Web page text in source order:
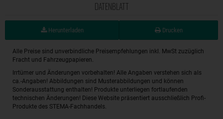
DATENBLATT
Herunterladen Drucken
Alle Preise sind unverbindliche Preisempfehlungen inkl. MwSt zuzüglich
Fracht und Fahrzeugpapieren.
Irrtümer und Änderungen vorbehalten! Alle Angaben verstehen sich als
ca.-Angaben! Abbildungen sind Musterabbildungen und können
Sonderausstattung enthalten! Produkte unterliegen fortlaufenden
technischen Änderungen! Diese Website präsentiert ausschließlich Profi-
Produkte des STEMA-Fachhandels.